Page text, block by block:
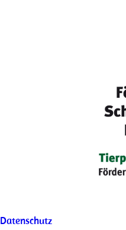
Datenschutz